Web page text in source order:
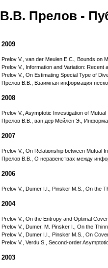
В.В. Прелов -
2009
Prelov V., van der Meulen E.C., Bounds on
Prelov V., Information and Variation:
Prelov V., On Estimating Special Type of
Прелов В.В., Взаимная информация
2008
Prelov V., Asymptotic Investigation of
Прелов В.В., ван дер Мейлен Э.,
2007
Prelov V., On Relationship between Mutual
Прелов В.В., О неравенствах между
2006
Prelov V., Dumer I.I., Pinsker M.S., On the
2004
Prelov V., On the Entropy and Optimal
Prelov V., Dumer, M. Pinsker I., On the
Prelov V., Dumer I.I., Pinsker M.S., On
Prelov V., Verdu S., Second-order
2003